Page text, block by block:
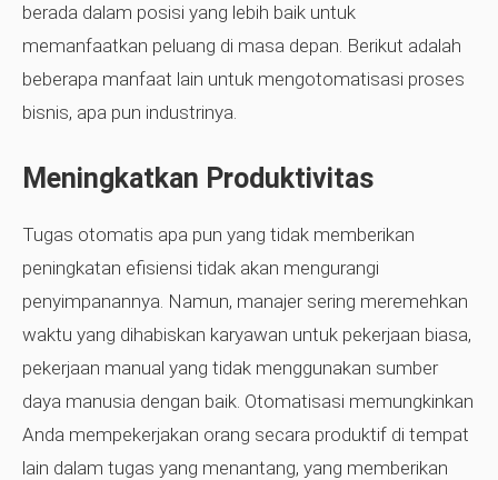
berada dalam posisi yang lebih baik untuk
memanfaatkan peluang di masa depan. Berikut adalah
beberapa manfaat lain untuk mengotomatisasi proses
bisnis, apa pun industrinya.
Meningkatkan Produktivitas
Tugas otomatis apa pun yang tidak memberikan
peningkatan efisiensi tidak akan mengurangi
penyimpanannya. Namun, manajer sering meremehkan
waktu yang dihabiskan karyawan untuk pekerjaan biasa,
pekerjaan manual yang tidak menggunakan sumber
daya manusia dengan baik. Otomatisasi memungkinkan
Anda mempekerjakan orang secara produktif di tempat
lain dalam tugas yang menantang, yang memberikan